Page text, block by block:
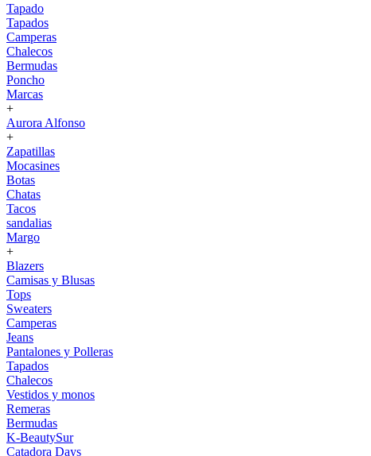
Tapado
Tapados
Camperas
Chalecos
Bermudas
Poncho
Marcas
+
Aurora Alfonso
+
Zapatillas
Mocasines
Botas
Chatas
Tacos
sandalias
Margo
+
Blazers
Camisas y Blusas
Tops
Sweaters
Camperas
Jeans
Pantalones y Polleras
Tapados
Chalecos
Vestidos y monos
Remeras
Bermudas
K-BeautySur
Catadora Days